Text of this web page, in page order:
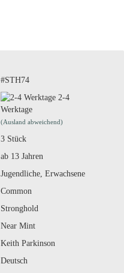
#STH74
2-4
Werktage
(Ausland abweichend)
3 Stück
ab 13 Jahren
Jugendliche, Erwachsene
Common
Stronghold
Near Mint
Keith Parkinson
Deutsch